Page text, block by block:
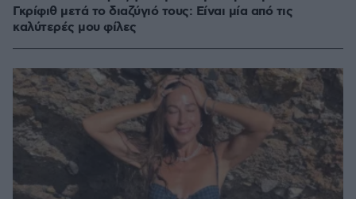
Γκρίφιθ μετά το διαζύγιό τους: Είναι μία από τις
καλύτερές μου φίλες